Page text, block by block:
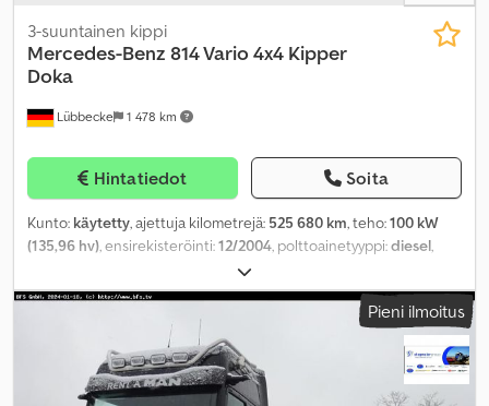
Lübbecke 1 478 km
3-suuntainen kippi
Mercedes-Benz 814 Vario 4x4 Kipper
Doka
Hintatiedot Soita
Kunto: käytetty, ajettuja kilometrejä: 525 680 km, teho:100 kW
(135,96 hv), ensirekisteröinti:12/2004, polttoainetyyppi:diesel,
, renkaiden kunto:
akselikokoonpano:4x4, polttoaine:diesel, väri:valkoinen,
mekaaninen Euro 3 , jousitus:
, kokonaispituus: 6 270 mm 2 320 mm,
kokonaiskorkeus:2 770 mm, Valmistusvuosi: , Varusteet:ABS,
ajoneuvotietokone, ilmastointi, luistonesto, sähkötoiminen peili,
Pieni ilmoitus